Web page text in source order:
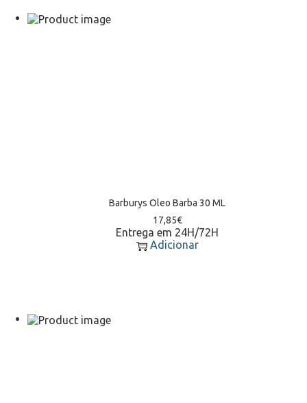
Barburys Oleo Barba 30 ML
17,85€
Entrega em 24H/72H
Adicionar